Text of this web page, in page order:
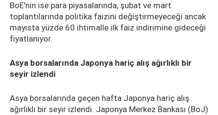
BoE'nin ise para piyasalarında, şubat ve mart
toplantılarında politika faizini değiştirmeyeceği ancak
mayısta yüzde 60 ihtimalle ilk faiz indirimine gideceği
fiyatlanıyor.
Asya borsalarında Japonya hariç alış ağırlıklı bir
seyir izlendi
Asya borsalarında geçen hafta Japonya hariç alış
ağırlıklı bir seyir izlendi. Japonya Merkez Bankası (BoJ)